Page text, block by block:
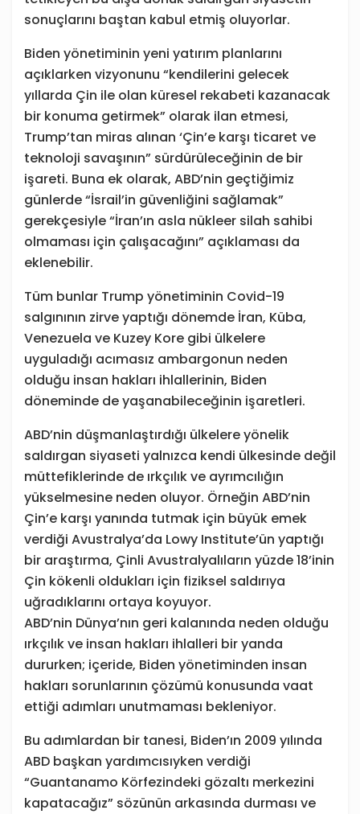
sonuçlarını baştan kabul etmiş oluyorlar.
Biden yönetiminin yeni yatırım planlarını
açıklarken vizyonunu “kendilerini gelecek
yıllarda Çin ile olan küresel rekabeti kazanacak
bir konuma getirmek” olarak ilan etmesi,
Trump’tan miras alınan ‘Çin’e karşı ticaret ve
teknoloji savaşının” sürdürüleceğinin de bir
işareti. Buna ek olarak, ABD’nin geçtiğimiz
günlerde “İsrail’in güvenliğini sağlamak”
gerekçesiyle “İran’ın asla nükleer silah sahibi
olmaması için çalışacağını” açıklaması da
eklenebilir.
Tüm bunlar Trump yönetiminin Covid-19
salgınının zirve yaptığı dönemde İran, Küba,
Venezuela ve Kuzey Kore gibi ülkelere
uyguladığı acımasız ambargonun neden
olduğu insan hakları ihlallerinin, Biden
döneminde de yaşanabileceğinin işaretleri.
ABD’nin düşmanlaştırdığı ülkelere yönelik
saldırgan siyaseti yalnızca kendi ülkesinde değil
müttefiklerinde de ırkçılık ve ayrımcılığın
yükselmesine neden oluyor. Örneğin ABD’nin
Çin’e karşı yanında tutmak için büyük emek
verdiği Avustralya’da Lowy Institute’ün yaptığı
bir araştırma, Çinli Avustralyalıların yüzde 18’inin
Çin kökenli oldukları için fiziksel saldırıya
uğradıklarını ortaya koyuyor.
ABD’nin Dünya’nın geri kalanında neden olduğu
ırkçılık ve insan hakları ihlalleri bir yanda
dururken; içeride, Biden yönetiminden insan
hakları sorunlarının çözümü konusunda vaat
ettiği adımları unutmaması bekleniyor.
Bu adımlardan bir tanesi, Biden’ın 2009 yılında
ABD başkan yardımcısıyken verdiği
“Guantanamo Körfezindeki gözaltı merkezini
kapatacağız” sözünün arkasında durması ve